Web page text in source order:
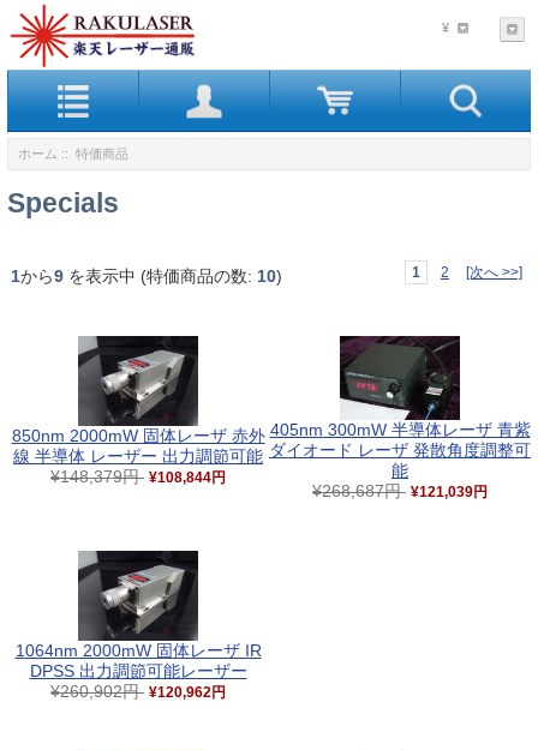
¥
ホーム :: 特価商品
Specials
1から9 を表示中 (特価商品の数: 10) 1 2 [次へ >>]
850nm 2000mW 固体レーザ 赤外
線 半導体 レーザー 出力調節可能
¥148,379円 ¥108,844円
405nm 300mW 半導体レーザ 青紫
ダイオード レーザ 発散角度調整可
能
¥268,687円 ¥121,039円
1064nm 2000mW 固体レーザ IR
DPSS 出力調節可能レーザー
¥260,902円 ¥120,962円